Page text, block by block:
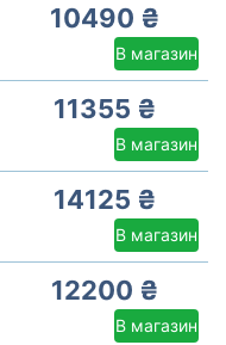
10490 ₴
В магазин
11355 ₴
В магазин
14125 ₴
В магазин
12200 ₴
В магазин